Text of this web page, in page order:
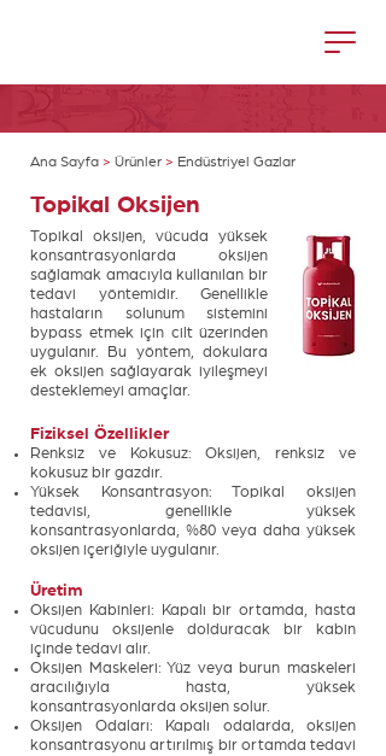
Ana Sayfa > Ürünler > Endüstriyel Gazlar
Topikal Oksijen
Topikal oksijen, vücuda yüksek
konsantrasyonlarda oksijen
sağlamak amacıyla kullanılan bir
tedavi yöntemidir. Genellikle
hastaların solunum sistemini
bypass etmek için cilt üzerinden
uygulanır. Bu yöntem, dokulara
ek oksijen sağlayarak iyileşmeyi
desteklemeyi amaçlar.
Fiziksel Özellikler
Renksiz ve Kokusuz: Oksijen, renksiz ve
kokusuz bir gazdır.
Yüksek Konsantrasyon: Topikal oksijen
tedavisi, genellikle yüksek
konsantrasyonlarda, %80 veya daha yüksek
oksijen içeriğiyle uygulanır.
Üretim
Oksijen Kabinleri: Kapalı bir ortamda, hasta
vücudunu oksijenle dolduracak bir kabin
içinde tedavi alır.
Oksijen Maskeleri: Yüz veya burun maskeleri
aracılığıyla hasta, yüksek
konsantrasyonlarda oksijen solur.
Oksijen Odaları: Kapalı odalarda, oksijen
konsantrasyonu artırılmış bir ortamda tedavi